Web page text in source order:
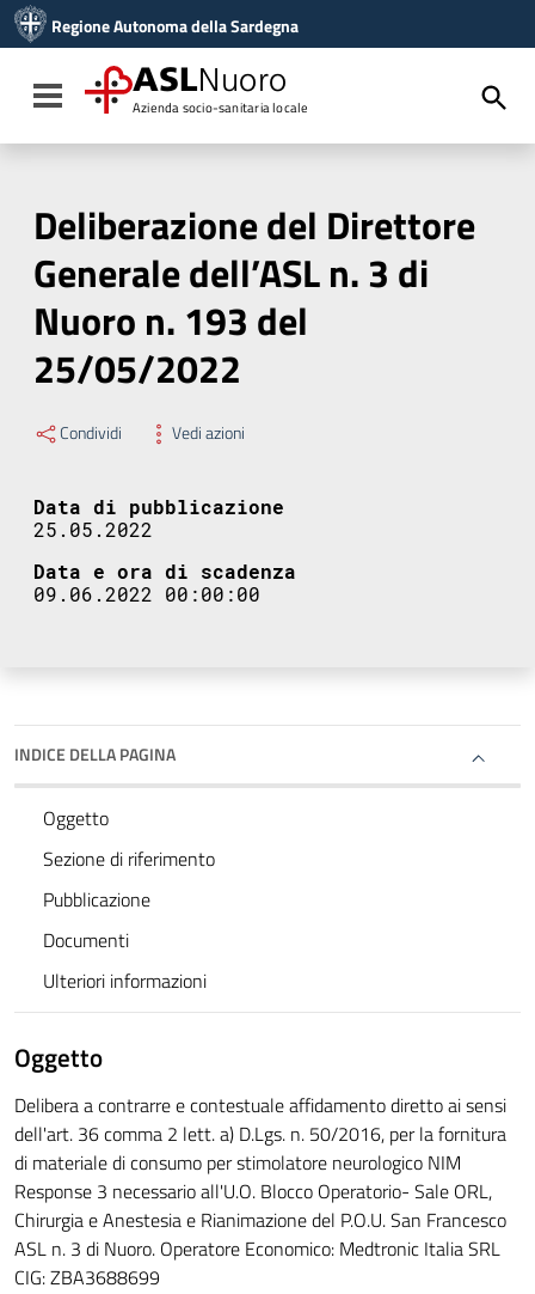
Vai al menu di navigazione
Vai al footer
Regione Autonoma della Sardegna
Toggle navigation
ASLNuoro
Azienda socio-sanitaria locale
Deliberazione del Direttore
Generale dell’ASL n. 3 di
Nuoro n. 193 del
25/05/2022
Condividi Vedi azioni
Data di pubblicazione
25.05.2022
Data e ora di scadenza
09.06.2022 00:00:00
INDICE DELLA PAGINA
Oggetto
Sezione di riferimento
Pubblicazione
Documenti
Ulteriori informazioni
Oggetto
Delibera a contrarre e contestuale affidamento diretto ai sensi
dell'art. 36 comma 2 lett. a) D.Lgs. n. 50/2016, per la fornitura
di materiale di consumo per stimolatore neurologico NIM
Response 3 necessario all'U.O. Blocco Operatorio- Sale ORL,
Chirurgia e Anestesia e Rianimazione del P.O.U. San Francesco
ASL n. 3 di Nuoro. Operatore Economico: Medtronic Italia SRL
CIG: ZBA3688699